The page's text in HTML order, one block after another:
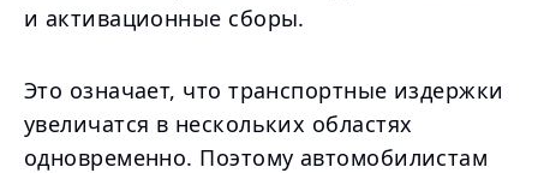
и активационные сборы.
Это означает, что транспортные издержки
увеличатся в нескольких областях
одновременно. Поэтому автомобилистам